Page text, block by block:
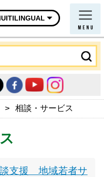
> 相談・サービス
支援 地域若者サ